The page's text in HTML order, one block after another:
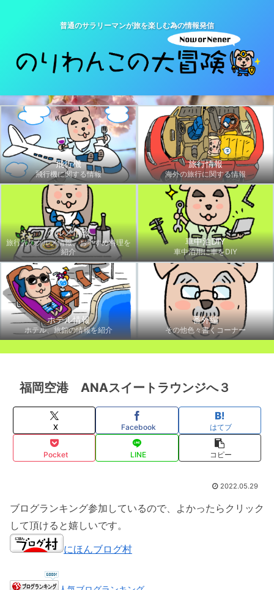
普通のサラリーマンが旅を楽しむ為の情報発信
飛行機
飛行機に関する情報
旅行情報
海外の旅行に関する情報
グルメ情報
旅行先のグルメ情報、おすすめ料理を
紹介
車中泊DIY
車中泊用に車をDIY
ホテル情報
ホテル、旅館の情報を紹介
番外編
その他色々書くコーナー
福岡空港 ANAスイートラウンジへ３
X Facebook はてブ
Pocket LINE コピー
2022.05.29
ブログランキング参加しているので、よかったらクリック
して頂けると嬉しいです。
にほんブログ村